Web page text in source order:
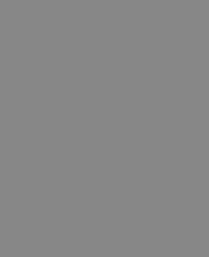
la versione
le preferenze di
È necessario
Script.com
di siti
cui il prefisso
che si
che imposta il
i cookie.